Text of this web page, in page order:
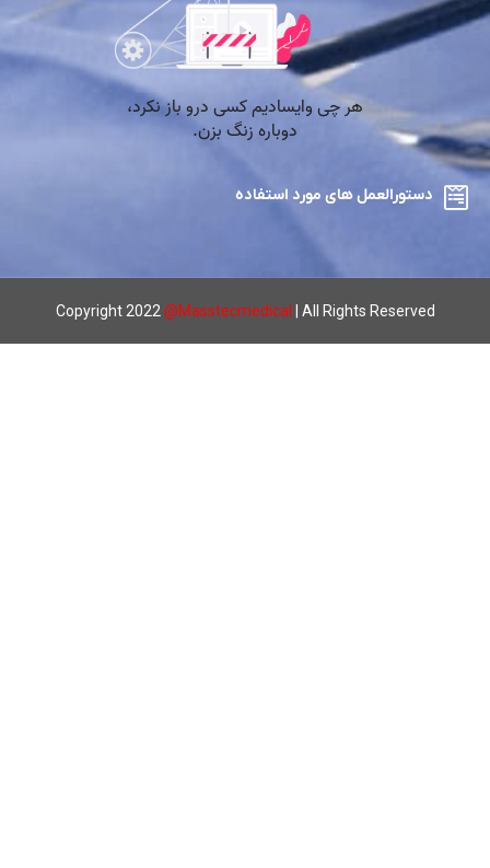
دستورالعمل های مورد استفاده
Copyright 2022 @Masstecmedical | All Rights Reserved